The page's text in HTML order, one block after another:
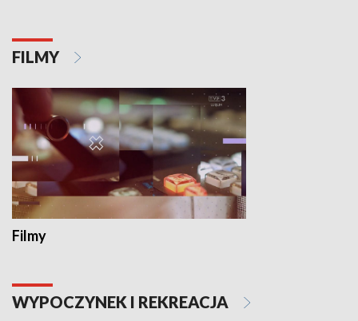
FILMY
Filmy
WYPOCZYNEK I REKREACJA